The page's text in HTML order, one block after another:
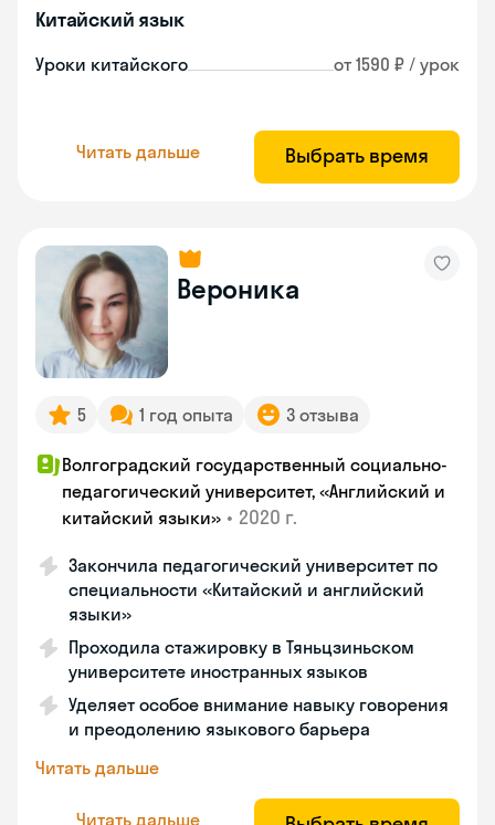
Китайский язык
Уроки китайского от 1590 ₽ / урок
Читать дальше Выбрать время
Вероника
5 1 год опыта 3 отзыва
Волгоградский государственный социально-
педагогический университет, «Английский и
китайский языки» • 2020 г.
Закончила педагогический университет по
специальности «Китайский и английский
языки»
Проходила стажировку в Тяньцзиньском
университете иностранных языков
Уделяет особое внимание навыку говорения
и преодолению языкового барьера
Читать дальше
Читать дальше